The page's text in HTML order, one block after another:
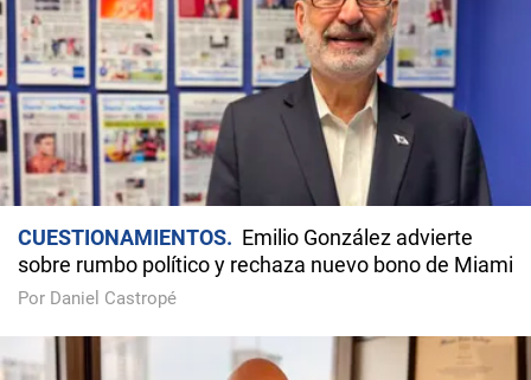
CUESTIONAMIENTOS
Emilio González advierte
sobre rumbo político y rechaza nuevo bono de Miami
Por Daniel Castropé